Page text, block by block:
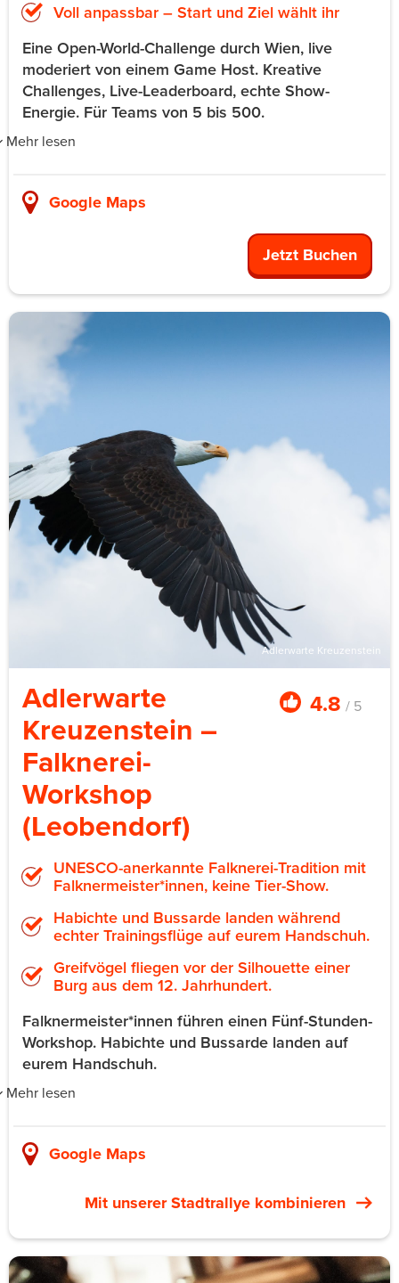
Voll anpassbar – Start und Ziel wählt ihr
Eine Open-World-Challenge durch Wien, live
moderiert von einem Game Host. Kreative
Challenges, Live-Leaderboard, echte Show-
Energie. Für Teams von 5 bis 500.
Mehr lesen
Keine lineare Route zum Abklappern, sondern eine
Open-World-Challenge mit Wien als Spielfeld. Ein Live
Game Host moderiert die ganze Show über die App:
Begrüßung, Live-Leaderboard, Echtzeit-Fotocheck und
eine dynamische Siegerehrung. Eure Teams entscheiden
selbst, welche Challenges sie in welcher Reihenfolge
angehen, von den inneren Bezirken über die Grätzl rund
um Neubau und den Naschmarkt bis zum Donaukanal.
Das Format skaliert von 5 bis 500 Personen ohne Bruch,
läuft bei jedem Wetter und braucht keine feste Location.
Custom Challenges machen eure Firmenstory zum
Spielinhalt, so wie Mercedes-Benz, Bayer, Delivery Hero
und Universal Music es schon gespielt haben. Statt
geführter Tour: eine echte Show, in der euer Team die
Hauptrolle spielt.
Google Maps
Jetzt Buchen
Adlerwarte Kreuzenstein
Adlerwarte
Kreuzenstein –
Falknerei-
Workshop
(Leobendorf)
4.8 / 5
UNESCO-anerkannte Falknerei-Tradition mit
Falknermeister*innen, keine Tier-Show.
Habichte und Bussarde landen während
echter Trainingsflüge auf eurem Handschuh.
Greifvögel fliegen vor der Silhouette einer
Burg aus dem 12. Jahrhundert.
Falknermeister*innen führen einen Fünf-Stunden-
Workshop. Habichte und Bussarde landen auf
eurem Handschuh.
Mehr lesen
Kreuzenstein, rund 25 Minuten nördlich von Wien mit
Auto oder S-Bahn S3. Der Fünf-Stunden-Workshop mit
Ausrüstungs-Grundlagen, Greifvogel-Handhabung und
Teilnehmer*innen aktiv mit Habichten und Bussarden auf
dem Handschuh während echter Trainingsflüge. Die
Google Maps
Mit unserer Stadtrallye kombinieren